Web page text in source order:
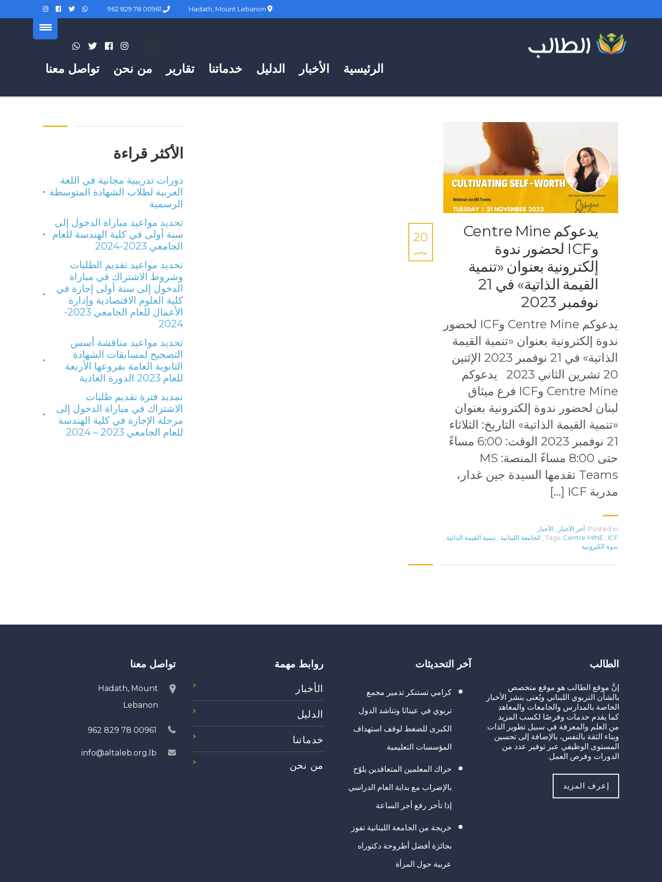
تواصل معنا من نحن تقارير خدماتنا الدليل الأخبار الرئيسية
يدعوكم Centre Mine
وICF لحضور ندوة
إلكترونية بعنوان «تنمية
القيمة الذاتية» في 21
نوفمبر 2023
20
نوفمبر
يدعوكم Centre Mine وICF لحضور
ندوة إلكترونية بعنوان «تنمية القيمة
الذاتية» في 21 نوفمبر 2023 الإثنين
20 تشرين الثاني 2023 يدعوكم
Centre Mine وICF فرع ميثاق
لبنان لحضور ندوة إلكترونية بعنوان
«تنمية القيمة الذاتية» التاريخ: الثلاثاء
21 نوفمبر 2023 الوقت: 6:00 مساءً
حتى 8:00 مساءً المنصة: MS
Teams تقدمها السيدة جين غدار،
مدربة ICF […]
Posted in: آخر الأخبار
الأخبار
Tags: Centre MINE ICF الجامعة اللبنانية تنمية القيمة الذاتية
ندوة الكترونية
الأكثر قراءة
دورات تدريبية مجانية في اللغة
العربية لطلاب الشهادة المتوسطة
الرسمية
تحديد مواعيد مباراة الدخول إلى
سنة أولى في كلية الهندسة للعام
الجامعي 2023-2024
تحديد مواعيد تقديم الطلبات
وشروط الاشتراك في مباراة
الدخول إلى سنة أولى إجازة في
كلية العلوم الاقتصادية وإدارة
الأعمال للعام الجامعي 2023-
2024
تحديد مواعيد مناقشة أسس
التصحيح لمسابقات الشهادة
الثانوية العامة بفروعها الأربعة
للعام 2023 الدورة العادية
تمديد فترة تقديم طلبات
الاشتراك في مباراة الدخول إلى
مرحلة الإجازة في كلية الهندسة
للعام الجامعي 2023 – 2024
الطالب
إنَّ موقع الطالب هو موقع متخصص
بالشأن التربوي اللبناني ويُعنى بنشر الأخبار
الخاصة بالمدارس والجامعات والمعاهد
كما يقدم خدمات وفرصًا لكسب المزيد
من العلم والمعرفة في سبيل تطوير الذات
وبناء الثقة بالنفس، بالإضافة إلى تحسين
المستوى الوظيفي عبر توفير عدد من
الدورات وفرص العمل.
إعرف المزيد
آخر التحديثات
كرامي تستنكر تدمير مجمع
تربوي في عيناثا وتناشد الدول
الكبرى للضغط لوقف استهداف
المؤسسات التعليمية
حراك المعلمين المتعاقدين يلوّح
بالإضراب مع بداية العام الدراسي
إذا تأخر رفع أجر الساعة
خريجة من الجامعة اللبنانية تفوز
بجائزة أفضل أطروحة دكتوراه
عربية حول المرأة
روابط مهمة
الأخبار
الدليل
خدماتنا
من نحن
تواصل معنا
Hadath, Mount
Lebanon
00961 78 829 962
info@altaleb.org.lb